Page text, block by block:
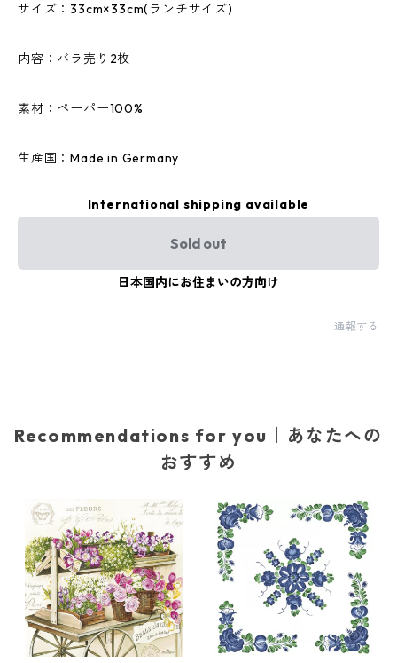
サイズ：33cm×33cm(ランチサイズ)
内容：バラ売り2枚
素材：ペーパー100%
生産国：Made in Germany
International shipping available
Sold out
日本国内にお住まいの方向け
通報する
Recommendations for you｜あなたへの
おすすめ